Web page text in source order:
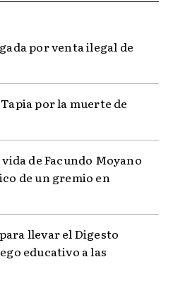
por venta ilegal de
por la muerte de
de Facundo Moyano
de un gremio en
llevar el Digesto
educativo a las